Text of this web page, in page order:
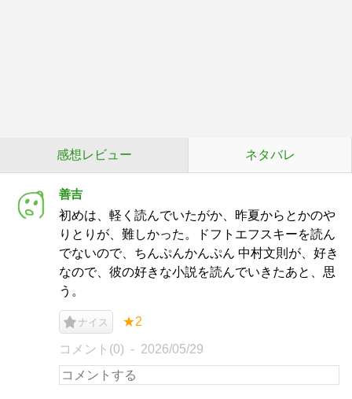
感想レビュー ネタバレ
善吉
初めは、軽く読んでいたがか、昨夏からとかのや
りとりが、難しかった。ドフトエフスキーを読ん
でないので、ちんぷんかんぷん 中村文則が、好き
なので、彼の好きな小説を読んでいきたあと、思
う。
ナイス ★2
コメント(0) 2026/05/29